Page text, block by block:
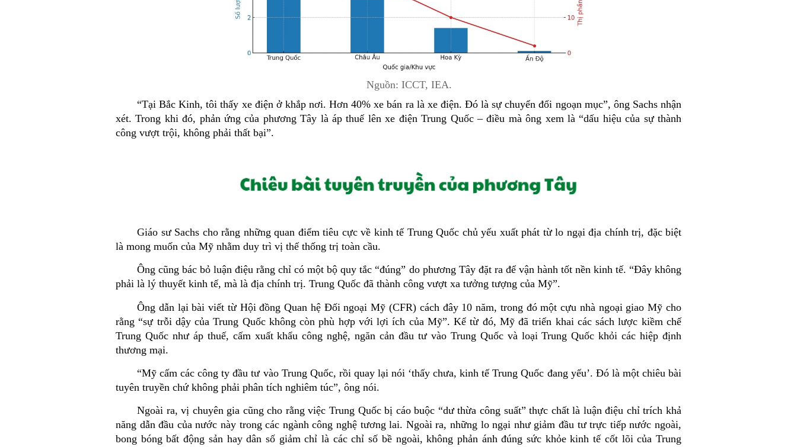
Nguồn: ICCT, IEA.
“Tại Bắc Kinh, tôi thấy xe điện ở khắp nơi. Hơn 40% xe bán ra là xe điện. Đó là sự chuyển đổi ngoạn mục”, ông Sachs nhận
xét. Trong khi đó, phản ứng của phương Tây là áp thuế lên xe điện Trung Quốc – điều mà ông xem là “dấu hiệu của sự thành
công vượt trội, không phải thất bại”.
Giáo sư Sachs cho rằng những quan điểm tiêu cực về kinh tế Trung Quốc chủ yếu xuất phát từ lo ngại địa chính trị, đặc biệt
là mong muốn của Mỹ nhằm duy trì vị thế thống trị toàn cầu.
Ông cũng bác bỏ luận điệu rằng chỉ có một bộ quy tắc “đúng” do phương Tây đặt ra để vận hành tốt nền kinh tế. “Đây không
phải là lý thuyết kinh tế, mà là địa chính trị. Trung Quốc đã thành công vượt xa tưởng tượng của Mỹ”.
Ông dẫn lại bài viết từ Hội đồng Quan hệ Đối ngoại Mỹ (CFR) cách đây 10 năm, trong đó một cựu nhà ngoại giao Mỹ cho
rằng “sự trỗi dậy của Trung Quốc không còn phù hợp với lợi ích của Mỹ”. Kể từ đó, Mỹ đã triển khai các sách lược kiềm chế
Trung Quốc như áp thuế, cấm xuất khẩu công nghệ, ngăn cản đầu tư vào Trung Quốc và loại Trung Quốc khỏi các hiệp định
thương mại.
“Mỹ cấm các công ty đầu tư vào Trung Quốc, rồi quay lại nói ‘thấy chưa, kinh tế Trung Quốc đang yếu’. Đó là một chiêu bài
tuyên truyền chứ không phải phân tích nghiêm túc”, ông nói.
Ngoài ra, vị chuyên gia cũng cho rằng việc Trung Quốc bị cáo buộc “dư thừa công suất” thực chất là luận điệu chỉ trích khả
năng dẫn đầu của nước này trong các ngành công nghệ tương lai. Ngoài ra, những lo ngại như giảm đầu tư trực tiếp nước ngoài,
bong bóng bất động sản hay dân số giảm chỉ là các chỉ số bề ngoài, không phản ánh đúng sức khỏe kinh tế cốt lõi của Trung